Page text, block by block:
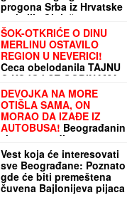
progona Srba iz Hrvatske
u akciji „Oluja“
ŠOK-OTKRIĆE O DINU
MERLINU OSTAVILO
REGION U NEVERICI!
Ceca obelodanila TAJNU
O KOJOJ SE GODINAMA
ĆUTI, jednom rečenicom
izazvala haos
DEVOJKA NA MORE
OTIŠLA SAMA, ON
MORAO DA IZAĐE IZ
AUTOBUSA! Beograđanin
zbog 3.000 dinara
doživeo šok na granici:
Dva minuta ga koštala
celog letovanja
Vest koja će interesovati
sve Beograđane: Poznato
gde će biti premeštena
čuvena Bajlonijeva pijaca